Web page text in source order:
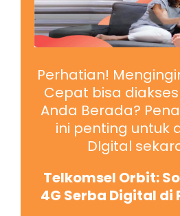
Perhatian!
Cepat bisa
Anda Berada?
ini penting untuk
DIgital
Telkomsel Orbit:
4G Serba Digital di